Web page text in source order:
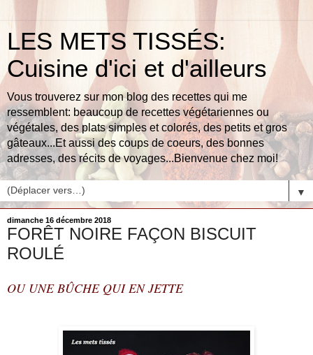
LES METS TISSÉS:
Cuisine d'ici et d'ailleurs
Vous trouverez sur mon blog des recettes qui me
ressemblent: beaucoup de recettes végétariennes ou
végétales, des plats simples et colorés, des petits et gros
gâteaux...Et aussi des coups de coeurs, des bonnes
adresses, des récits de voyages...Bienvenue chez moi!
▼
dimanche 16 décembre 2018
FORÊT NOIRE FAÇON BISCUIT
ROULÉ
OU UNE BÛCHE QUI EN JETTE